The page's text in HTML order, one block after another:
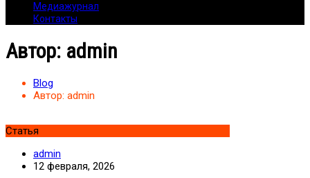
Медиажурнал
Контакты
Автор: admin
Blog
Автор: admin
Статья
admin
12 февраля, 2026